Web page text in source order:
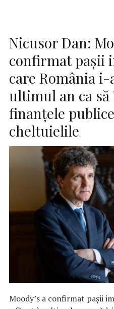
Nicusor Dan:
confirmat pașii
care România
ultimul an ca
finanțele
cheltuielile
Moody’s a confirmat pașii